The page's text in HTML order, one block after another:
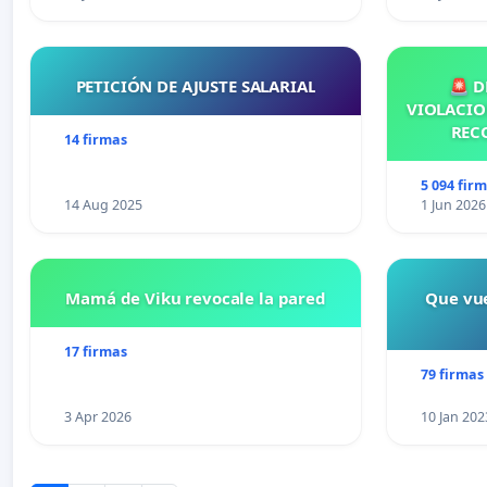
PETICIÓN DE AJUSTE SALARIAL
14 firmas
14 Aug 2025
🚨
5 094
1 Jun 2026
Mamá de Viku revocale la pared
17 firmas
3 Apr 2026
Que
79 firmas
10 Jan